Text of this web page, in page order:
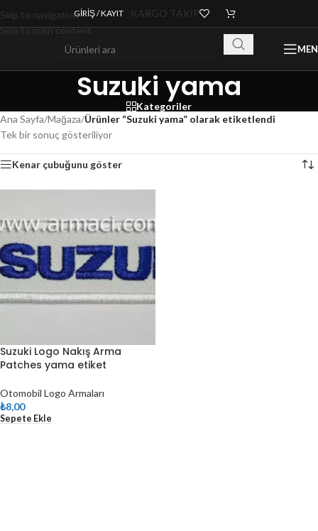
Skip to navigation
Skip to main content
GIRIŞ / KAYIT KARGO TAKİP
Suzuki yama
Kategoriler
Ana Sayfa/Mağaza/Ürünler “Suzuki yama” olarak etiketlendi
Tek bir sonuç gösteriliyor
Kenar çubuğunu göster
Suzuki Logo Nakış Arma
Patches yama etiket
Otomobil Logo Armaları
₺8,00
Sepete Ekle